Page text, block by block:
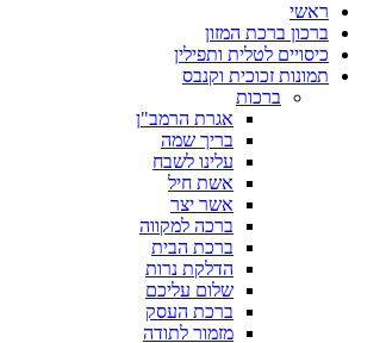
ראשי
ברכון ברכת המזון
כיסויים לטלית ותפילין
תמונות זכוכית וקנבס
ברכות
אגרת הרמב"ן
בריך שמה
עלינו לשבח
אשת חיל
אשר יצר
ברכה למקווה
ברכת הבית
הדלקת נרות
שלום עליכם
ברכת העסק
מזמור לתודה